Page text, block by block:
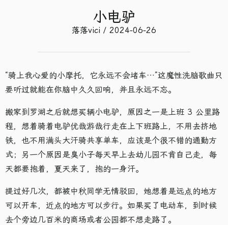
小电驴
落落vici / 2024-06-26
“骑上我心爱的小摩托，它永远不会堵车…”这魔性洗脑歌曲只
要听过就能在你脑中久久回响，并且永远不忘。
搬家到罗湖之后就想买辆小电驴，原因之一是上班 3 公里路
程，想着骑着电驴优哉游哉行走在上下班路上，不用去挤地
铁，也不用满头大汗骑共享单车，应该是个很不错的通勤方
式；另一个原因是臭小子每天早上去幼儿园不肯自己走，每
天都要抱着，夏天来了，抱的一身汗。
提过好几次，都被中秋同学无情驳回，她想着是远点的地方
可以开车，近点的地方可以步行。如果买了电动车，到时候
去个旁边几百米的商场或者公园都不想走路了。